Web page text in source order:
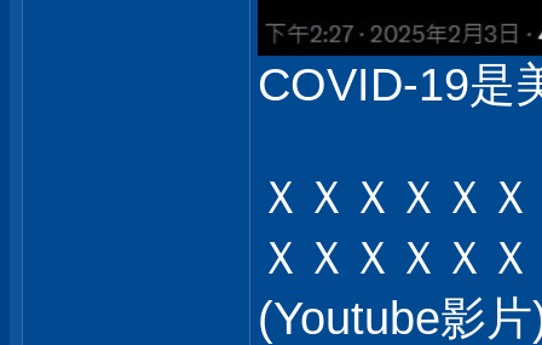
COVID-19是
ＸＸＸＸＸ
ＸＸＸＸＸ
(Youtube影